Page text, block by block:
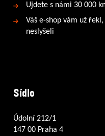
Ujdete s námi 30 000
Váš e-shop vám už
neslyšeli
Sídlo
Údolní 212/1
147 00 Praha 4